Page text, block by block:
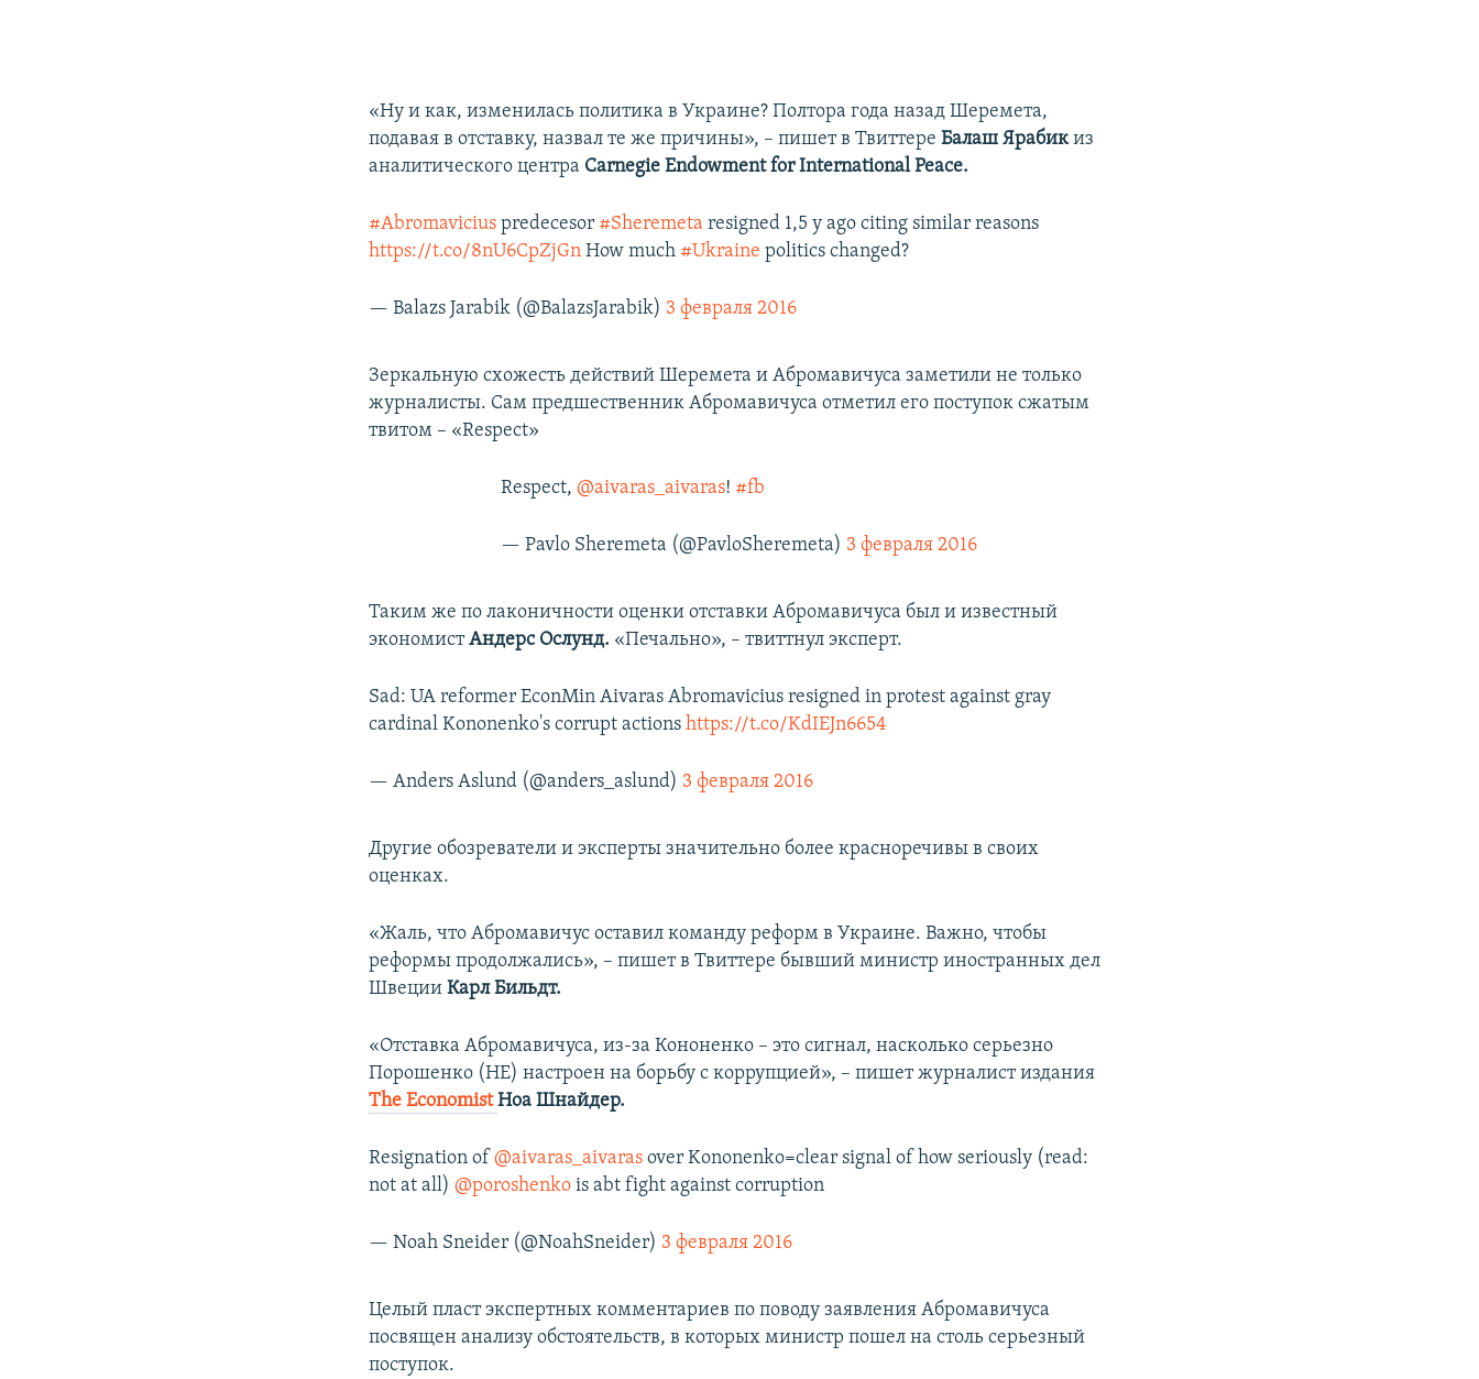
«Ну и как, изменилась политика в Украине? Полтора года назад Шеремета,
подавая в отставку, назвал те же причины», – пишет в ТвиттереБалаш Ярабикиз
аналитического центра Carnegie Endowment for International Peace.
#Abromavicius predecesor #Sheremeta resigned 1,5 y ago citing similar reasons
https://t.co/8nU6CpZjGn How much #Ukraine politics changed?
— Balazs Jarabik (@BalazsJarabik) 3 февраля 2016
Зеркальную схожесть действий Шеремета и Абромавичуса заметили не только
журналисты. Сам предшественник Абромавичуса отметил его поступок сжатым
твитом – «Respect»
Respect,@aivaras_aivaras! #fb
— Pavlo Sheremeta (@PavloSheremeta) 3 февраля 2016
Таким же по лаконичности оценки отставки Абромавичуса был и известный
экономистАндерс Ослунд. «Печально», – твиттнул эксперт.
Sad: UA reformer EconMin Aivaras Abromavicius resigned in protest against gray
cardinal Kononenko's corrupt actionshttps://t.co/KdIEJn6654
— Anders Aslund (@anders_aslund) 3 февраля 2016
Другие обозреватели и эксперты значительно более красноречивы в своих
оценках.
«Жаль, что Абромавичус оставил команду реформ в Украине. Важно, чтобы
реформы продолжались», – пишет в Твиттере бывший министр иностранных дел
Швеции Карл Бильдт.
«Отставка Абромавичуса, из-за Кононенко – это сигнал, насколько серьезно
Порошенко (НЕ) настроен на борьбу с коррупцией», – пишет журналист издания
The EconomistНоа Шнайдер.
Resignation of@aivaras_aivaras over Kononenko=clear signal of how seriously (read:
not at all)@poroshenko is abt fight against corruption
— Noah Sneider (@NoahSneider) 3 февраля 2016
Целый пласт экспертных комментариев по поводу заявления Абромавичуса
посвящен анализу обстоятельств, в которых министр пошел на столь серьезный
поступок.